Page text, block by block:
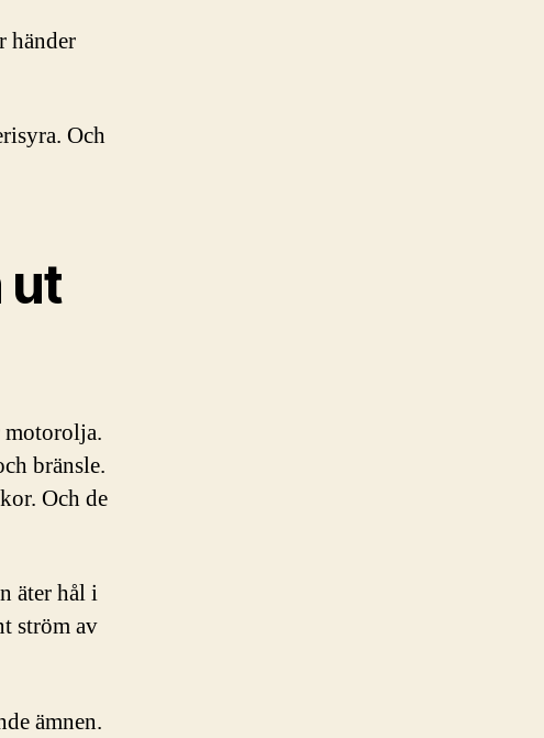
händer
Och
ut
bränsle.
Och de
äter hål i
ström av
ämnen.